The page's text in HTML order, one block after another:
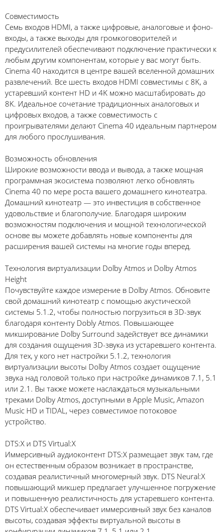
Совместимость
Семь входов HDMI, а также цифровые, аналоговые и фоно-
входы, а также выходы для громкоговорителей и
предусилителей обеспечивают подключение практически к
любым другим компонентам, которые у вас могут быть.
Cinema 40 находится в центре вашей вселенной домашних
развлечений. Все шесть входов HDMI совместимы с 8K, а
устаревший контент HD и 4K можно масштабировать до
8K. Идеальное сочетание традиционных аналоговых и
цифровых входов, а также совместимость с
проигрывателями делают Cinema 40 идеальным партнером
для любого прослушивания.
Возможность обновления
Широкие возможности ввода и вывода, а также мощная
программная экосистема позволяют легко обновлять
Cinema 40 по мере роста вашего домашнего кинотеатра.
Домашний кинотеатр — это инвестиция в собственное
удовольствие и благополучие. Благодаря широким
возможностям подключения и мощной технологической
основе вы можете добавлять новые компоненты для
расширения вашей системы на многие годы вперед.
Технология виртуализации Dolby Atmos и Dolby Atmos
Height
Почувствуйте каждое измерение в Dolby Atmos. Обновите
свой домашний кинотеатр с помощью акустической
системы 5.1.2, чтобы полностью погрузиться в 3D-звук
благодаря контенту Dobly Atmos. Повышающее
микширование Dolby Surround задействует все динамики
для создания ощущения 3D-звука из устаревшего контента.
Для тех, у кого нет настройки 5.1.2, технология
виртуализации высоты Dolby Atmos создает ощущение
звука над головой только при настройке динамиков 7.1, 5.1
или 2.1. Вы также можете наслаждаться музыкальными
треками Dolby Atmos, доступными в Apple Music, Amazon
Music HD и TIDAL, через совместимое потоковое
устройство.
DTS:X и DTS Virtual:X
Иммерсивный аудиоконтент DTS:X размещает звук там, где
он естественным образом возникает в пространстве,
создавая реалистичный многомерный звук. DTS Neural:X
повышающий микшер предлагает улучшенное погружение
и повышенную реалистичность для устаревшего контента.
DTS Virtual:X обеспечивает иммерсивный звук без каналов
высоты, создавая эффекты виртуальной высоты в